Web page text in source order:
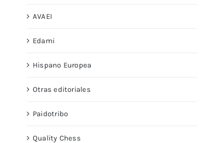
AVAEI
Edami
Hispano Europea
Otras editoriales
Paidotribo
Quality Chess